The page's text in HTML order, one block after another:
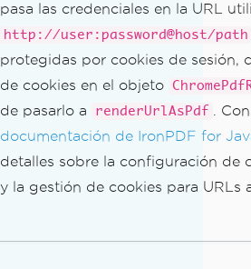
pasa las credenciales en la URL
http://user:password@host/path
protegidas por cookies de sesión,
de cookies en el objeto
de pasarlo a
renderUrlAsPdf
.
documentación de IronPDF for
detalles sobre la configuración de
y la gestión de cookies para URLs